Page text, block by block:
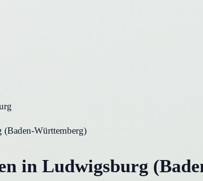
(Baden-Württemberg)
in Ludwigsburg